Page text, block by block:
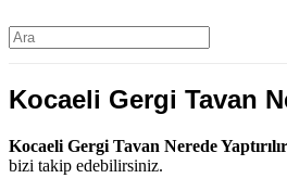
Kocaeli Gergi Tavan
Kocaeli Gergi Tavan Nerede Yaptırılır
bizi takip edebilirsiniz.